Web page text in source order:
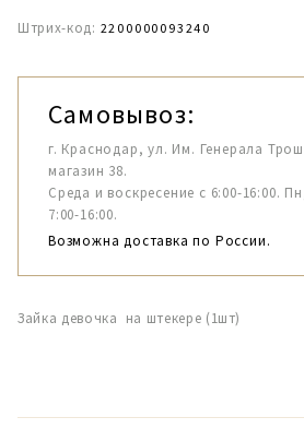
Штрих-код: 2200000093240
Самовывоз:
г. Краснодар, ул. Им. Генерала
магазин 38.
Среда и воскресение с 6:00-16:00.
7:00-16:00.
Возможна доставка по России.
Зайка девочка на штекере (1шт)